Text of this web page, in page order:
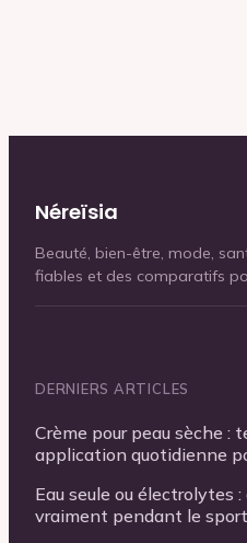
Néreïsia
Beauté, bien-être, mode,
fiables et des comparatifs
DERNIERS ARTICLES
Crème pour peau sèche :
application quotidienne
Eau seule ou électrolytes
vraiment pendant le sport